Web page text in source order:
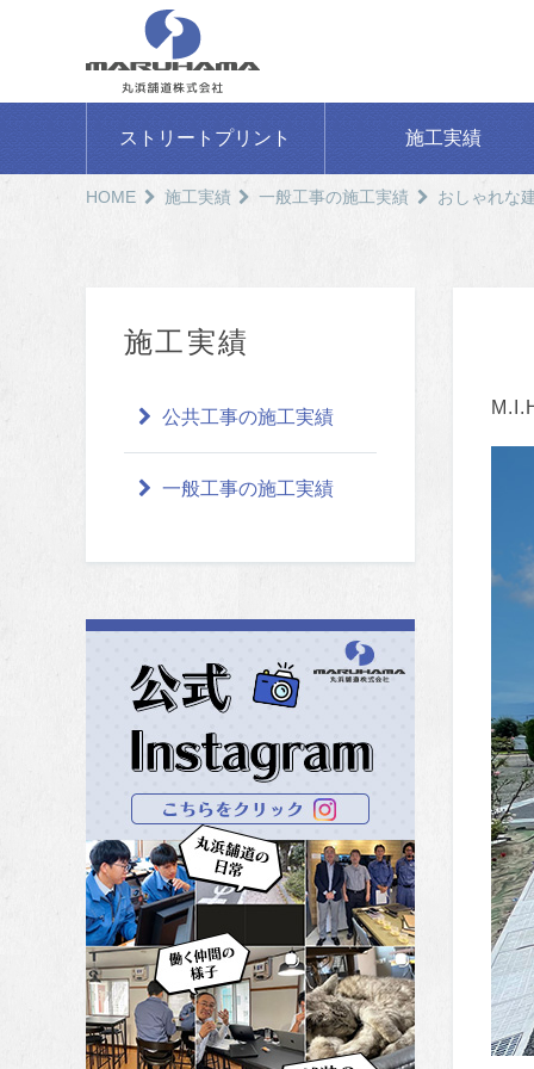
ストリートプリント 施工実績
HOME 施工実績 一般工事の施工実績 おしゃれな
施工実績
公共工事の施工実績
一般工事の施工実績